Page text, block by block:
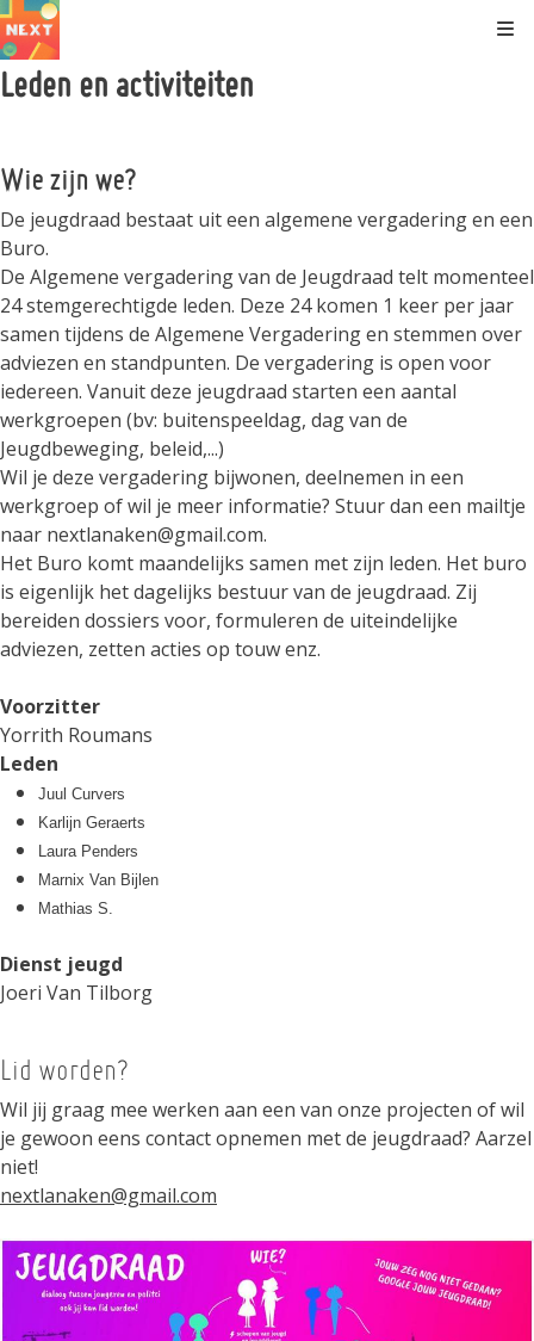
Leden en activiteiten
Wie zijn we?
De jeugdraad bestaat uit een algemene vergadering en een
Buro.
De Algemene vergadering van de Jeugdraad telt momenteel
24 stemgerechtigde leden. Deze 24 komen 1 keer per jaar
samen tijdens de Algemene Vergadering en stemmen over
adviezen en standpunten. De vergadering is open voor
iedereen. Vanuit deze jeugdraad starten een aantal
werkgroepen (bv: buitenspeeldag, dag van de
Jeugdbeweging, beleid,...)
Wil je deze vergadering bijwonen, deelnemen in een
werkgroep of wil je meer informatie? Stuur dan een mailtje
naar nextlanaken@gmail.com.
Het Buro komt maandelijks samen met zijn leden. Het buro
is eigenlijk het dagelijks bestuur van de jeugdraad. Zij
bereiden dossiers voor, formuleren de uiteindelijke
adviezen, zetten acties op touw enz.
Voorzitter
Yorrith Roumans
Leden
Juul Curvers
Karlijn Geraerts
Laura Penders
Marnix Van Bijlen
Mathias S.
Dienst jeugd
Joeri Van Tilborg
Lid worden?
Wil jij graag mee werken aan een van onze projecten of wil
je gewoon eens contact opnemen met de jeugdraad? Aarzel
niet!
nextlanaken@gmail.com